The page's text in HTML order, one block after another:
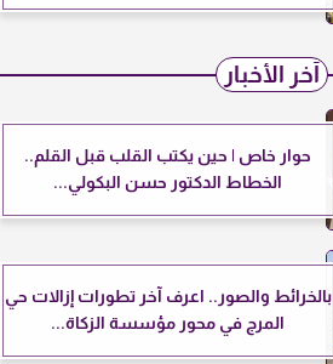
آخر الأخبار
حوار خاص | حين يكتب القلب قبل القلم..
الخطاط الدكتور حسن البكولي...
بالخرائط والصور.. اعرف آخر تطورات إزالات حي
المرج في محور مؤسسة الزكاة...